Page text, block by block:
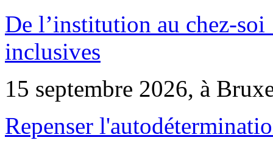
De l’institution au chez-
inclusives
15 septembre 2026, à
Repenser